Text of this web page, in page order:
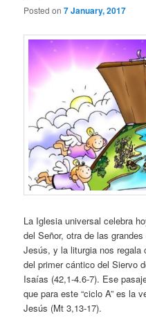
Posted on7 January, 2017
La Iglesia universal celebra
del Señor, otra de las
Jesús, y la liturgia nos regala
del primer cántico del Siervo
Isaías (42,1-4.6-7). Ese
que para este “ciclo A” es la
Jesús (Mt 3,13-17).